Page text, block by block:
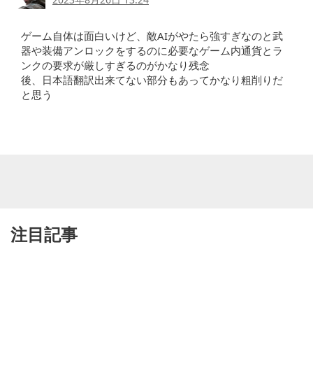
ゲーム自体は面白いけど、敵AIがやたら強すぎなのと武
器や装備アンロックをするのに必要なゲーム内通貨とラ
ンクの要求が厳しすぎるのがかなり残念
後、日本語翻訳出来てない部分もあってかなり粗削りだ
と思う
注目記事